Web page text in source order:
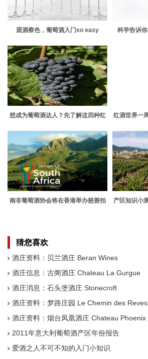
观酒察色，葡萄酒入门so easy 科学告诉
想成为葡萄酒达人？先了解这四种红
红酒世界一
南非葡萄酒协会将在香港举办慈善拍
产区知识小
猜您喜欢
酒庄资料：贝兰酒庄 Beran Wines
酒庄信息：古阁酒庄 Chateau La Gurgue
酒庄消息：石头堡酒庄 Stonecroft
酒庄资料：梦路庄园 Le Chemin des Reves
酒庄资料：烟台凤凰酒庄 Chateau Phoenix
2011年意大利葡萄酒产区年份报告
爱酒之人不可不知的入门小知识